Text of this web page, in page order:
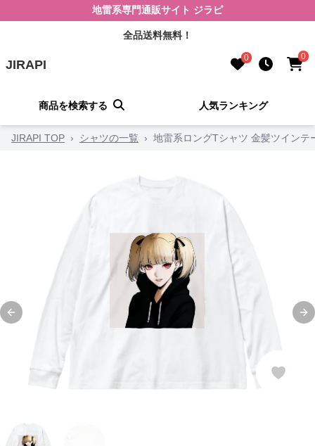
地雷系専門通販サイト ジラピ
全品送料無料！
JIRAPI 0 0
商品を検索する 人気ランキング
JIRAPI TOP › シャツの一覧 › 地雷系ロングTシャツ 金髪ツインテ
Previous slide